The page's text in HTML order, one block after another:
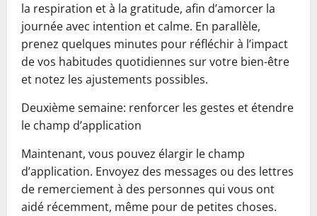
la respiration et à la gratitude, afin d’amorcer la
journée avec intention et calme. En parallèle,
prenez quelques minutes pour réfléchir à l’impact
de vos habitudes quotidiennes sur votre bien-être
et notez les ajustements possibles.
Deuxième semaine: renforcer les gestes et étendre
le champ d’application
Maintenant, vous pouvez élargir le champ
d’application. Envoyez des messages ou des lettres
de remerciement à des personnes qui vous ont
aidé récemment, même pour de petites choses.